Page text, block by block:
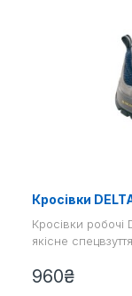
Кросівки
Кросівки робочі
якісне
960₴